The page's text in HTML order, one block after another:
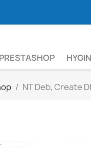
NT Deb, Create